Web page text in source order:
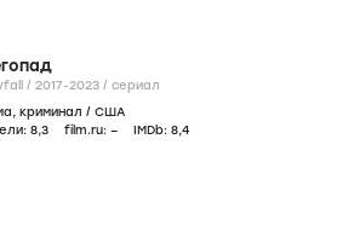
Snowfall / 2017-2023 / сериал
, криминал / США
8,3 film.ru: – IMDb: 8,4